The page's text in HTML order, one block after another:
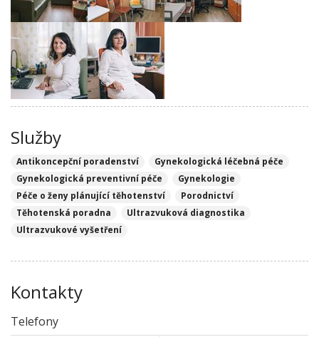
Služby
Antikoncepční poradenství
Gynekologická léčebná péče
Gynekologická preventivní péče
Gynekologie
Péče o ženy plánující těhotenství
Porodnictví
Těhotenská poradna
Ultrazvuková diagnostika
Ultrazvukové vyšetření
Kontakty
Telefony